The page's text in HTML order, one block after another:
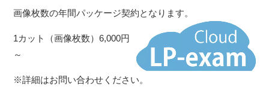
画像枚数の年間パッケージ契約となります。
1カット（画像枚数）6,000円
～
※詳細はお問い合わせください。